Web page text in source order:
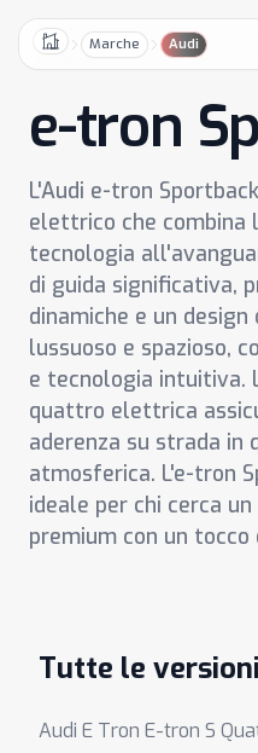
HomeMarche Audi
e-tron
L'Audi e-tron
elettrico che combina
tecnologia
di guida significativa,
dinamiche e un
lussuoso e spazioso,
e tecnologia intuitiva.
quattro elettrica
aderenza su strada in
atmosferica. L'e-tron
ideale per chi cerca
premium con un
Tutte le versioni
Audi E Tron E-tron S